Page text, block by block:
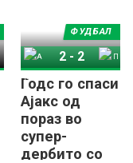
Годс го спаси
Ајакс од
пораз во
супер-
дербито со
ФУДБАЛ
Ајакс
2- 2
ПСВ Ајндховен